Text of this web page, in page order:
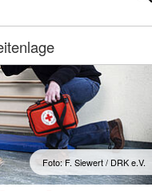
Foto: F. Siewert / DRK e.V.